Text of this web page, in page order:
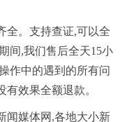
全。支持查证,可以全
间,我们售后全天15小
作中的遇到的所有问
效果全额退款。
闻媒体网,各地大小新